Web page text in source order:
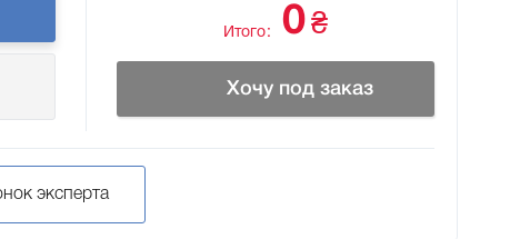
Итого: 0 ₴
Хочу под заказ
эксперта